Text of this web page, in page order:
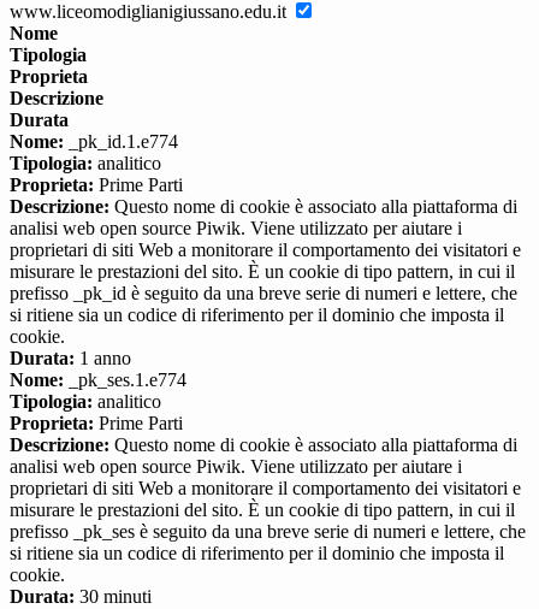
www.liceomodiglianigiussano.edu.it
Nome
Tipologia
Proprieta
Descrizione
Durata
Nome: _pk_id.1.e774
Tipologia: analitico
Proprieta: Prime Parti
Descrizione: Questo nome di cookie è associato alla piattaforma di
analisi web open source Piwik. Viene utilizzato per aiutare i
proprietari di siti Web a monitorare il comportamento dei visitatori e
misurare le prestazioni del sito. È un cookie di tipo pattern, in cui il
prefisso _pk_id è seguito da una breve serie di numeri e lettere, che
si ritiene sia un codice di riferimento per il dominio che imposta il
cookie.
Durata: 1 anno
Nome: _pk_ses.1.e774
Tipologia: analitico
Proprieta: Prime Parti
Descrizione: Questo nome di cookie è associato alla piattaforma di
analisi web open source Piwik. Viene utilizzato per aiutare i
proprietari di siti Web a monitorare il comportamento dei visitatori e
misurare le prestazioni del sito. È un cookie di tipo pattern, in cui il
prefisso _pk_ses è seguito da una breve serie di numeri e lettere, che
si ritiene sia un codice di riferimento per il dominio che imposta il
cookie.
Durata: 30 minuti